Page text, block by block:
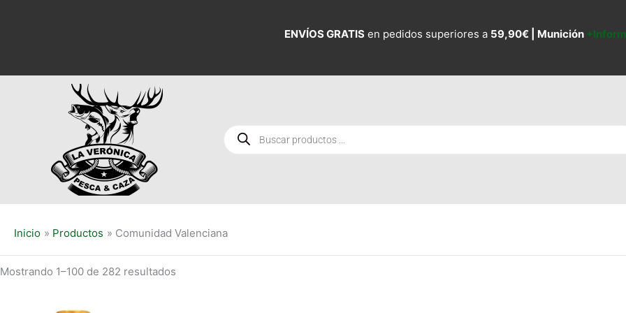
ENVÍOS GRATIS en pedidos superiores a 59,90€ | Munición
Búsqueda
de
productos
Inicio Productos Comunidad Valenciana
Mostrando 1–100 de 282 resultados